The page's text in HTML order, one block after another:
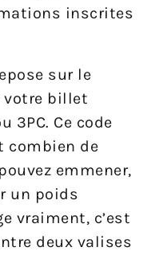
inscrites
sur le
votre billet
3PC. Ce code
combien de
emmener,
un poids
vraiment, c’est
deux valises